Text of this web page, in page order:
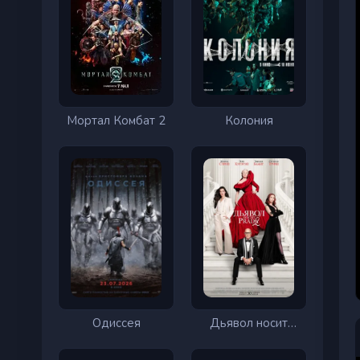
Мортал Комбат 2 Колония
Одиссея
Дьявол носит